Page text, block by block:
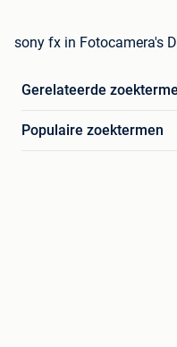
sony fx in Fotocamera's
Gerelateerde
Populaire zoektermen